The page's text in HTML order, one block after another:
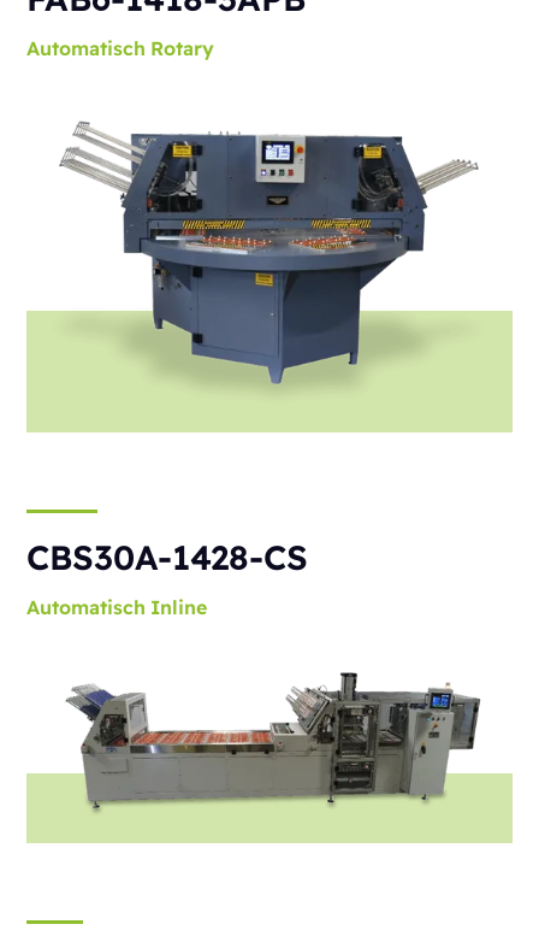
Automatisch Rotary
CBS30A-1428-CS
Automatisch Inline